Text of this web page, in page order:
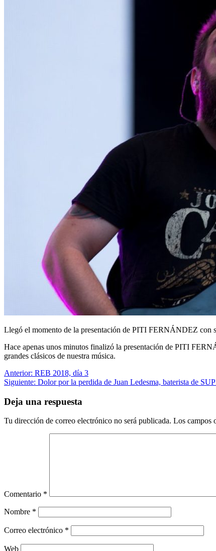
Llegó el momento de la presentación de PITI FERNÁNDEZ con
Hace apenas unos minutos finalizó la presentación de PITI
grandes clásicos de nuestra música.
Navegación
de
entradas
Anterior: REB 2018, día 3
Siguiente: Dolor por la perdida de Juan Ledesma, baterista de
Deja una respuesta
Tu dirección de correo electrónico no será publicada. Los campos
Comentario *
Nombre *
Correo electrónico *
Web